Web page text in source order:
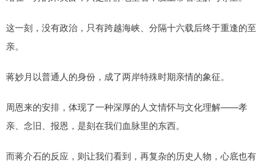
这一刻，没有政治，只有跨越海峡、分隔十六载后终于重逢的至
亲。
蒋妙月以普通人的身份，成了两岸特殊时期亲情的象征。
周恩来的安排，体现了一种深厚的人文情怀与文化理解——孝
亲、念旧、报恩，是刻在我们血脉里的东西。
而蒋介石的反应，则让我们看到，再复杂的历史人物，心底也有